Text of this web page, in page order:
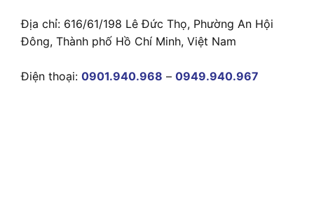
Địa chỉ: 616/61/198 Lê Đức Thọ, Phường An Hội
Đông, Thành phố Hồ Chí Minh, Việt Nam
Điện thoại: 0901.940.968 – 0949.940.967